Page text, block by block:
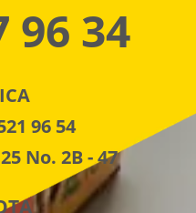
96 34
96 54
No. 2B - 47